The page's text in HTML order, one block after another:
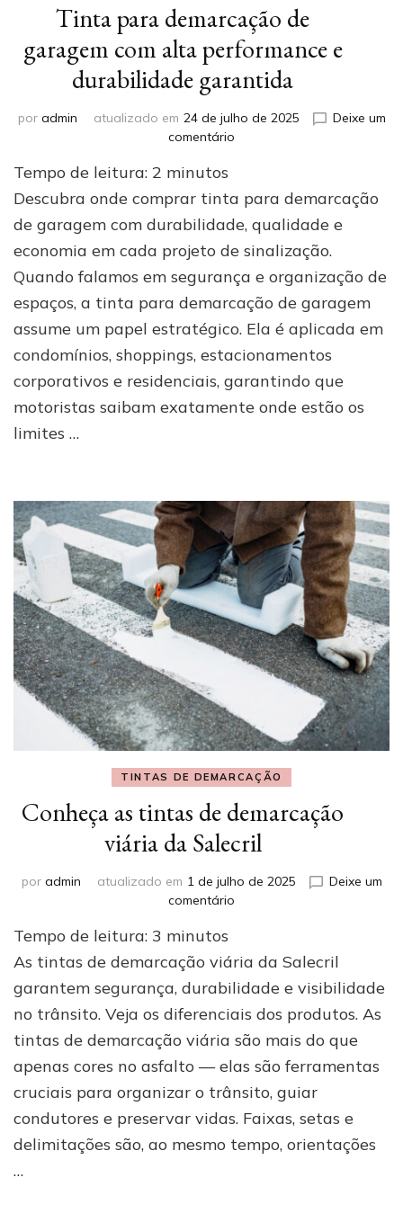
Tinta para demarcação de
garagem com alta performance e
durabilidade garantida
por admin atualizado em 24 de julho de 2025
Deixe um
comentário
demarcação
de
garagem
com
performance
e
durabilidade
Tempo de leitura: 2 minutos
Descubra onde comprar tinta para demarcação
de garagem com durabilidade, qualidade e
economia em cada projeto de sinalização.
Quando falamos em segurança e organização de
espaços, a tinta para demarcação de garagem
assume um papel estratégico. Ela é aplicada em
condomínios, shoppings, estacionamentos
corporativos e residenciais, garantindo que
motoristas saibam exatamente onde estão os
limites …
TINTAS DE DEMARCAÇÃO
Conheça as tintas de demarcação
viária da Salecril
por admin atualizado em 1 de julho de 2025
Deixe um
comentário
tintas
demarcação
viária
da
Salecril
Tempo de leitura: 3 minutos
As tintas de demarcação viária da Salecril
garantem segurança, durabilidade e visibilidade
no trânsito. Veja os diferenciais dos produtos. As
tintas de demarcação viária são mais do que
apenas cores no asfalto — elas são ferramentas
cruciais para organizar o trânsito, guiar
condutores e preservar vidas. Faixas, setas e
delimitações são, ao mesmo tempo, orientações
…